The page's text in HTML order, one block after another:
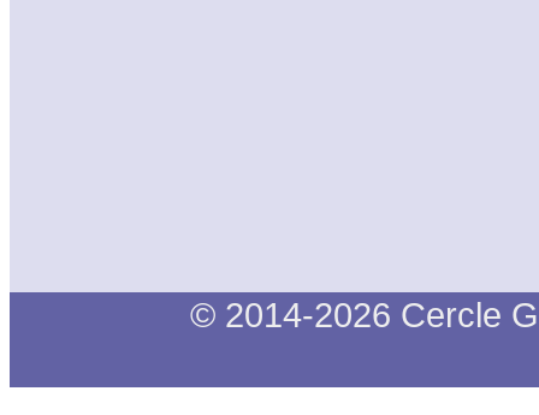
© 2014-2026 Cercle